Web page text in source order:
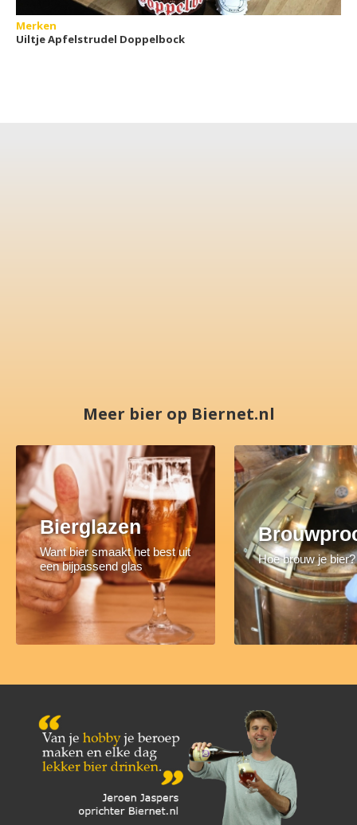
Merken
Uiltje Apfelstrudel Doppelbock
Meer bier op Biernet.nl
Bierglazen
Want bier smaakt het best uit
een bijpassend glas
Hoe brouw je bier?